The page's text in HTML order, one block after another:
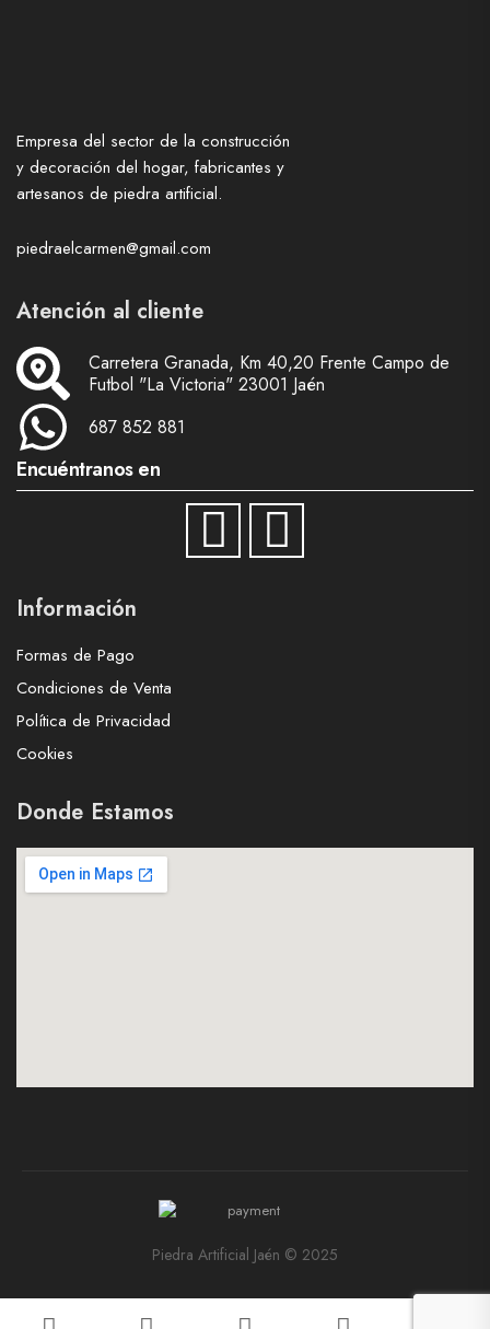
Empresa del sector de la construcción
y decoración del hogar, fabricantes y
artesanos de piedra artificial.
piedraelcarmen@gmail.com
Atención al cliente
Carretera Granada, Km 40,20 Frente Campo de
Futbol "La Victoria" 23001 Jaén
687 852 881
Encuéntranos en
Información
Formas de Pago
Condiciones de Venta
Política de Privacidad
Cookies
Donde Estamos
Piedra Artificial Jaén © 2025